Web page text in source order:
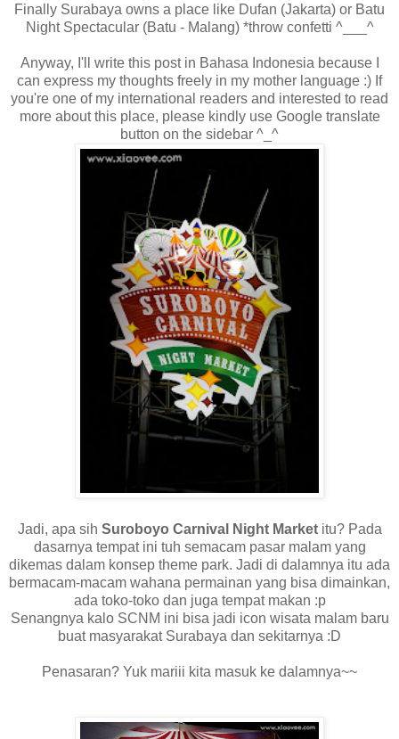
Finally Surabaya owns a place like Dufan (Jakarta) or Batu
Night Spectacular (Batu - Malang) *throw confetti ^___^
Anyway, I'll write this post in Bahasa Indonesia because I
can express my thoughts freely in my mother language :) If
you're one of my international readers and interested to read
more about this place, please kindly use Google translate
button on the sidebar ^_^
Jadi, apa sih Suroboyo Carnival Night Marketitu? Pada
dasarnya tempat ini tuh semacam pasar malam yang
dikemas dalam konsep theme park. Jadi di dalamnya itu ada
bermacam-macam wahana permainan yang bisa dimainkan,
ada toko-toko dan juga tempat makan :p
Senangnya kalo SCNM ini bisa jadi icon wisata malam baru
buat masyarakat Surabaya dan sekitarnya :D
Penasaran? Yuk mariii kita masuk ke dalamnya~~